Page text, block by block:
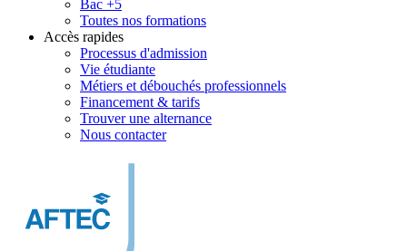
Bac +5
Toutes nos formations
Accès rapides
Processus d'admission
Vie étudiante
Métiers et débouchés professionnels
Financement & tarifs
Trouver une alternance
Nous contacter